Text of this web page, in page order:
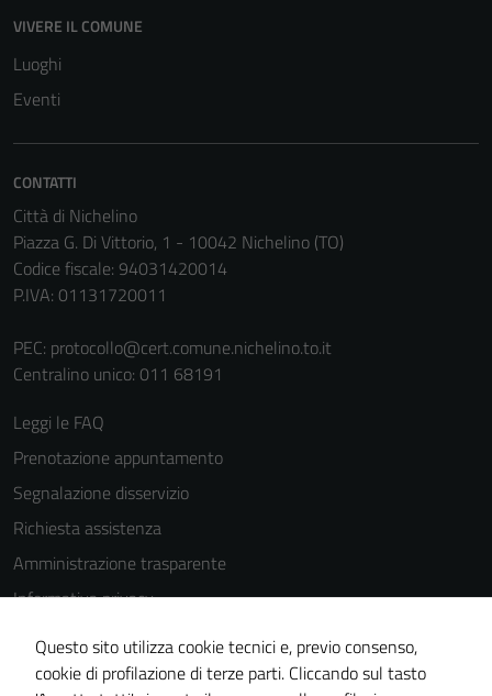
VIVERE IL COMUNE
Luoghi
Eventi
CONTATTI
Città di Nichelino
Piazza G. Di Vittorio, 1 - 10042 Nichelino (TO)
Codice fiscale: 94031420014
P.IVA: 01131720011
PEC: protocollo@cert.comune.nichelino.to.it
Centralino unico: 011 68191
Leggi le FAQ
Prenotazione appuntamento
Segnalazione disservizio
Richiesta assistenza
Amministrazione trasparente
Informativa privacy
Cookie Policy
Note legali
Questo sito utilizza cookie tecnici e, previo consenso,
cookie di profilazione di terze parti. Cliccando sul tasto
non raccolgono
informazioni